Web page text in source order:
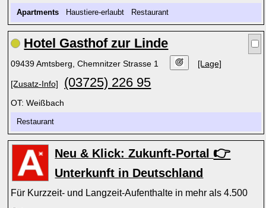
Apartments Haustiere-erlaubt Restaurant
Hotel Gasthof zur Linde
09439 Amtsberg, Chemnitzer Strasse 1 [Lage]
[Zusatz-Info] (03725) 226 95
OT: Weißbach
Restaurant
Neu & Klick: Zukunft-Portal 👉
Unterkunft in Deutschland
Für Kurzzeit- und Langzeit-Aufenthalte in mehr als 4.500